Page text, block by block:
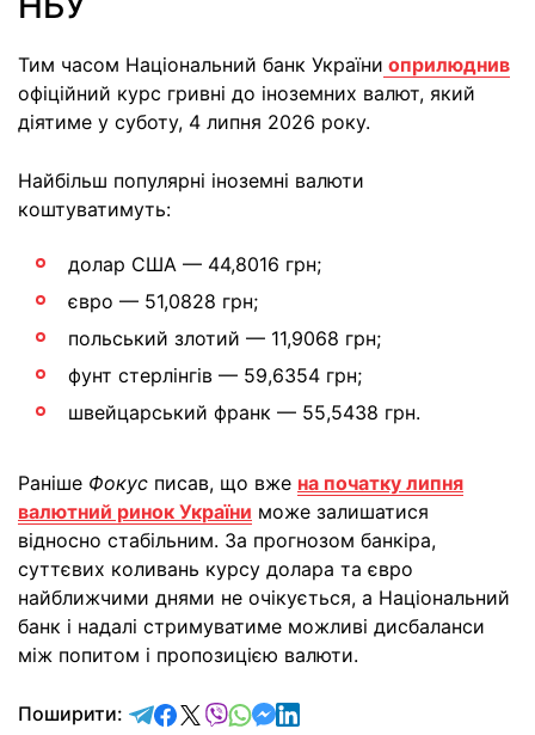
Тим часом Національний банк України оприлюднив
офіційний курс гривні до іноземних валют, який
діятиме у суботу, 4 липня 2026 року.
Найбільш популярні іноземні валюти
коштуватимуть:
долар США — 44,8016 грн;
євро — 51,0828 грн;
польський злотий — 11,9068 грн;
фунт стерлінгів — 59,6354 грн;
швейцарський франк — 55,5438 грн.
Раніше Фокус писав, що вже на початку липня
валютний ринок України може залишатися
відносно стабільним. За прогнозом банкіра,
суттєвих коливань курсу долара та євро
найближчими днями не очікується, а Національний
банк і надалі стримуватиме можливі дисбаланси
між попитом і пропозицією валюти.
Поширити: відправити у Telegram
поділитись у Facebook
поділитись у X
відправити у Viber
відправити у Whatsapp
відправити у Messenger
відправити у LinkedIn